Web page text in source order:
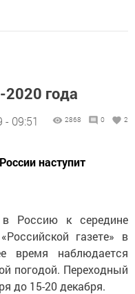
года
- 09:51 2868 0 2
наступит
в Россию к середине
газете» в
время наблюдается
погодой. Переходный
до 15-20 декабря.